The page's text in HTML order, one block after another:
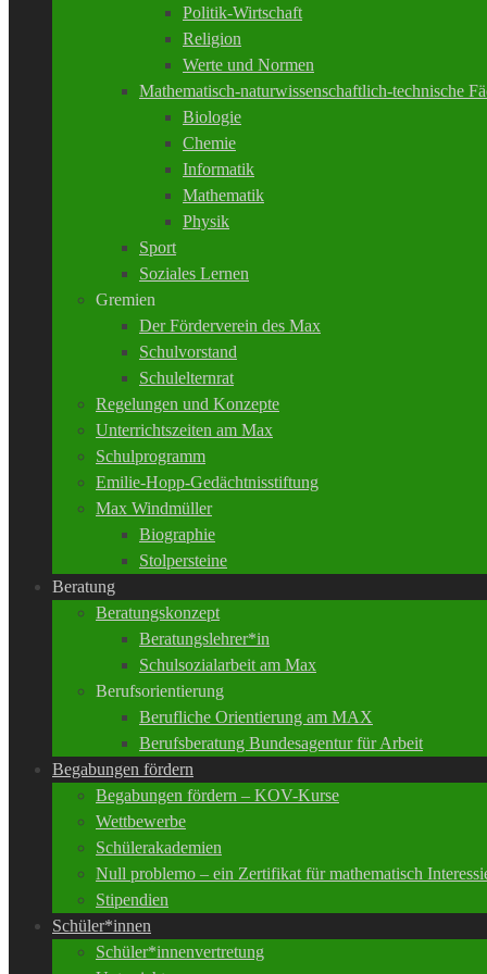
Politik-Wirtschaft
Religion
Werte und Normen
Mathematisch-naturwissenschaftlich-technische
Biologie
Chemie
Informatik
Mathematik
Physik
Sport
Soziales Lernen
Gremien
Der Förderverein des Max
Schulvorstand
Schulelternrat
Regelungen und Konzepte
Unterrichtszeiten am Max
Schulprogramm
Emilie-Hopp-Gedächtnisstiftung
Max Windmüller
Biographie
Stolpersteine
Beratung
Beratungskonzept
Beratungslehrer*in
Schulsozialarbeit am Max
Berufsorientierung
Berufliche Orientierung am MAX
Berufsberatung Bundesagentur für Arbeit
Begabungen fördern
Begabungen fördern – KOV-Kurse
Wettbewerbe
Schülerakademien
Null problemo – ein Zertifikat für mathematisch
Stipendien
Schüler*innen
Schüler*innenvertretung